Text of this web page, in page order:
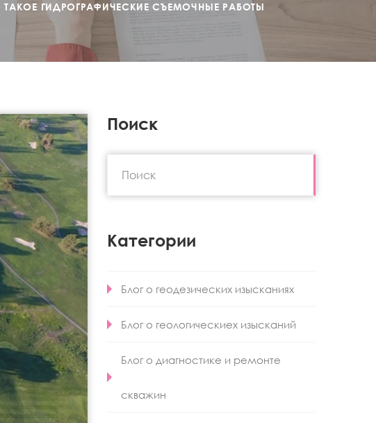
ТАКОЕ ГИДРОГРАФИЧЕСКИЕ СЪЕМОЧНЫЕ РАБОТЫ
Поиск
Категории
Блог о геодезических изысканиях
Блог о геологическиех изысканий
Блог о диагностике и ремонте
скважин